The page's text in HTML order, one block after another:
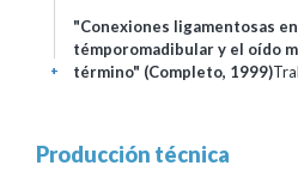
"Conexiones ligamentosas
témporomadibular y el oído
término" (Completo, 1999)
+
Producción técnica